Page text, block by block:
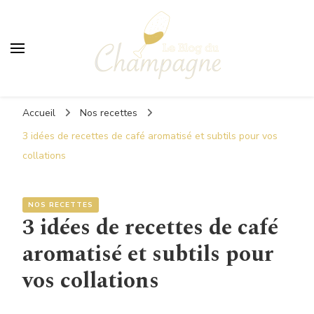
Accueil
Nos recettes
3 idées de recettes de café aromatisé et subtils pour vos
collations
NOS RECETTES
3 idées de recettes de café
aromatisé et subtils pour
vos collations